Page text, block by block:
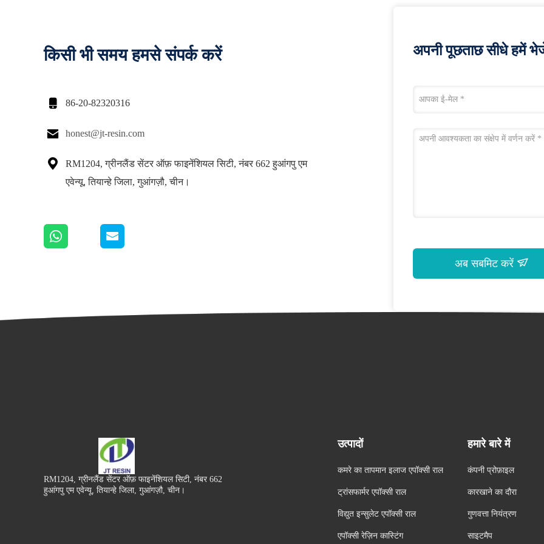
किसी भी समय हमसे संपर्क करें
 86-20-82320316
 honest@jt-resin.com

RM1204, ग्रीनलैंड सेंटर ऑफ़ फाइनेंशियल सिटी, नंबर 662 हुआंगपु एम
एवेन्यू, तियान्हे जिला, गुआंगज़ौ, चीन।
अपनी पूछताछ सीधे हमें
अब सबमिट करें
RM1204, ग्रीनलैंड सेंटर ऑफ़ फाइनेंशियल सिटी, नंबर 662
हुआंगपु एम एवेन्यू, तियान्हे जिला, गुआंगज़ौ, चीन।
उत्पादों
कमरे का तापमान इलाज एपॉक्सी राल
ट्रांसफार्मर एपॉक्सी राल
विद्युत इन्सुलेट एपॉक्सी राल
एपॉक्सी रेज़िन कास्टिंग
हमारे बारे में
कंपनी प्रोफ़ाइल
कारखाने का दौरा
गुणवत्ता नियंत्रण
साइटमैप